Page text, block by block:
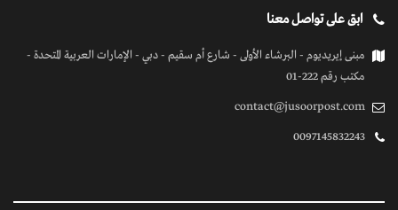
ابق على تواصل معنا
مبنى إيريديوم - البرشاء الأولى - شارع أم سقيم - دبي - الإمارات العربية المتحدة -
مكتب رقم 222-01
contact@jusoorpost.com
0097145832243